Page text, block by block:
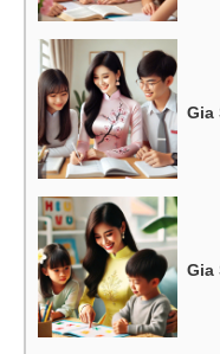
Gia
Gia